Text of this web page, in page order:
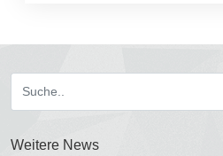
Weitere News